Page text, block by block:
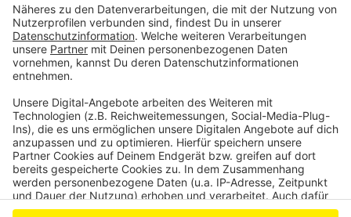
Anzeige
Anzeige
Anzeige